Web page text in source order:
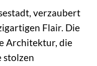
verzaubert
Flair. Die
Architektur, die
stolzen